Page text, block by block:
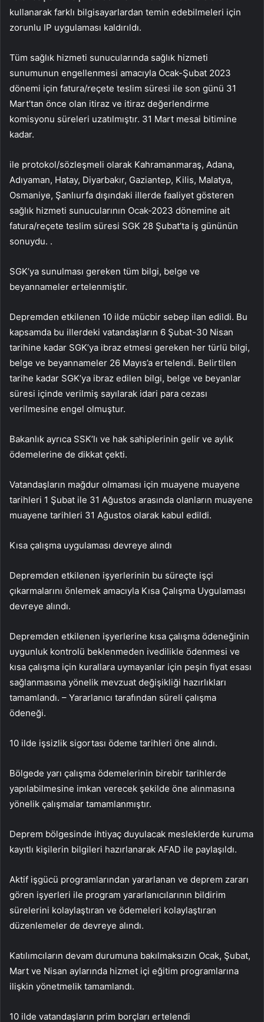
kullanarak farklı bilgisayarlardan temin edebilmeleri için
zorunlu IP uygulaması kaldırıldı.
Tüm sağlık hizmeti sunucularında sağlık hizmeti
sunumunun engellenmesi amacıyla Ocak-Şubat 2023
dönemi için fatura/reçete teslim süresi ile son günü 31
Mart’tan önce olan itiraz ve itiraz değerlendirme
komisyonu süreleri uzatılmıştır. 31 Mart mesai bitimine
kadar.
ile protokol/sözleşmeli olarak Kahramanmaraş, Adana,
Adıyaman, Hatay, Diyarbakır, Gaziantep, Kilis, Malatya,
Osmaniye, Şanlıurfa dışındaki illerde faaliyet gösteren
sağlık hizmeti sunucularının Ocak-2023 dönemine ait
fatura/reçete teslim süresi SGK 28 Şubat’ta iş gününün
sonuydu. .
SGK’ya sunulması gereken tüm bilgi, belge ve
beyannameler ertelenmiştir.
Depremden etkilenen 10 ilde mücbir sebep ilan edildi. Bu
kapsamda bu illerdeki vatandaşların 6 Şubat-30 Nisan
tarihine kadar SGK’ya ibraz etmesi gereken her türlü bilgi,
belge ve beyannameler 26 Mayıs’a ertelendi. Belirtilen
tarihe kadar SGK’ya ibraz edilen bilgi, belge ve beyanlar
süresi içinde verilmiş sayılarak idari para cezası
verilmesine engel olmuştur.
Bakanlık ayrıca SSK’lı ve hak sahiplerinin gelir ve aylık
ödemelerine de dikkat çekti.
Vatandaşların mağdur olmaması için muayene muayene
tarihleri ​​1 Şubat ile 31 Ağustos arasında olanların muayene
muayene tarihleri ​​31 Ağustos olarak kabul edildi.
Kısa çalışma uygulaması devreye alındı
Depremden etkilenen işyerlerinin bu süreçte işçi
çıkarmalarını önlemek amacıyla Kısa Çalışma Uygulaması
devreye alındı.
Depremden etkilenen işyerlerine kısa çalışma ödeneğinin
uygunluk kontrolü beklenmeden ivedilikle ödenmesi ve
kısa çalışma için kurallara uymayanlar için peşin fiyat esası
sağlanmasına yönelik mevzuat değişikliği hazırlıkları
tamamlandı. – Yararlanıcı tarafından süreli çalışma
ödeneği.
10 ilde işsizlik sigortası ödeme tarihleri ​​öne alındı.
Bölgede yarı çalışma ödemelerinin birebir tarihlerde
yapılabilmesine imkan verecek şekilde öne alınmasına
yönelik çalışmalar tamamlanmıştır.
Deprem bölgesinde ihtiyaç duyulacak mesleklerde kuruma
kayıtlı kişilerin bilgileri hazırlanarak AFAD ile paylaşıldı.
Aktif işgücü programlarından yararlanan ve deprem zararı
gören işyerleri ile program yararlanıcılarının bildirim
sürelerini kolaylaştıran ve ödemeleri kolaylaştıran
düzenlemeler de devreye alındı.
Katılımcıların devam durumuna bakılmaksızın Ocak, Şubat,
Mart ve Nisan aylarında hizmet içi eğitim programlarına
ilişkin yönetmelik tamamlandı.
10 ilde vatandaşların prim borçları ertelendi